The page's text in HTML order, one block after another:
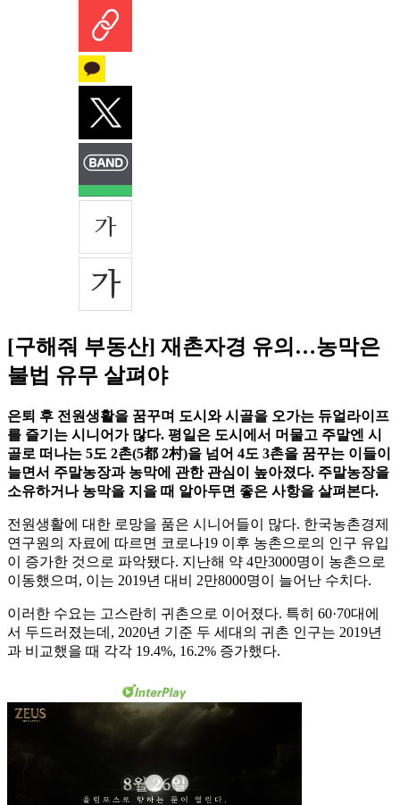
[구해줘 부동산] 재촌자경 유의…농막은
불법 유무 살펴야
은퇴 후 전원생활을 꿈꾸며 도시와 시골을 오가는 듀얼라이프
를 즐기는 시니어가 많다. 평일은 도시에서 머물고 주말엔 시
골로 떠나는 5도 2촌(5都 2村)을 넘어 4도 3촌을 꿈꾸는 이들이
늘면서 주말농장과 농막에 관한 관심이 높아졌다. 주말농장을
소유하거나 농막을 지을 때 알아두면 좋은 사항을 살펴본다.
전원생활에 대한 로망을 품은 시니어들이 많다. 한국농촌경제
연구원의 자료에 따르면 코로나19 이후 농촌으로의 인구 유입
이 증가한 것으로 파악됐다. 지난해 약 4만3000명이 농촌으로
이동했으며, 이는 2019년 대비 2만8000명이 늘어난 수치다.
이러한 수요는 고스란히 귀촌으로 이어졌다. 특히 60·70대에
서 두드러졌는데, 2020년 기준 두 세대의 귀촌 인구는 2019년
과 비교했을 때 각각 19.4%, 16.2% 증가했다.